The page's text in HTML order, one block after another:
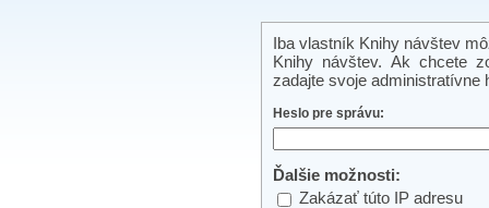
Iba vlastník Knihy návštev
Knihy návštev. Ak chcete
zadajte svoje administratívne
Heslo pre správu:
Ďalšie možnosti:
Zakázať túto IP adresu